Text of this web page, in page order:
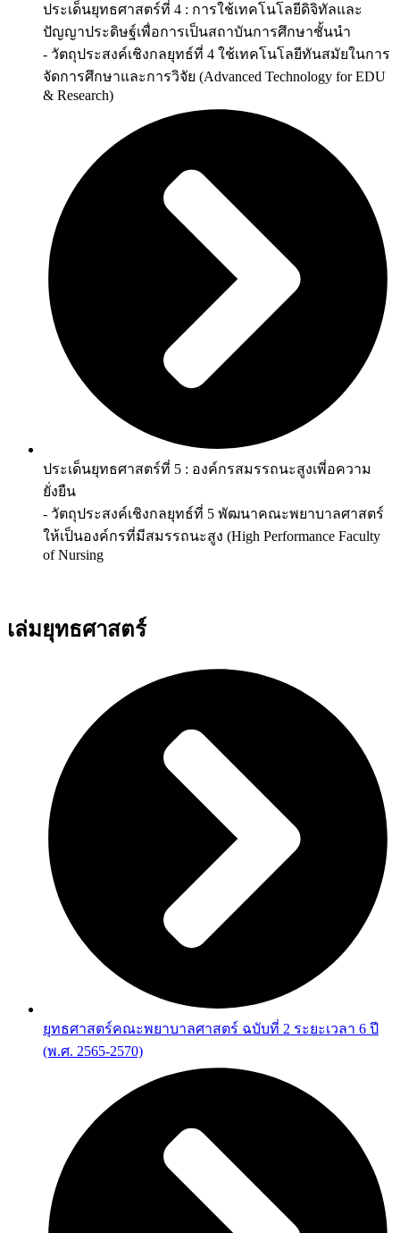
ประเด็นยุทธศาสตร์ที่ 4 : การใช้เทคโนโลยีดิจิทัลและ
ปัญญาประดิษฐ์เพื่อการเป็นสถาบันการศึกษาชั้นนำ
- วัตถุประสงค์เชิงกลยุทธ์ที่ 4 ใช้เทคโนโลยีทันสมัยในการ
จัดการศึกษาและการวิจัย (Advanced Technology for EDU
& Research)
ประเด็นยุทธศาสตร์ที่ 5 : องค์กรสมรรถนะสูงเพี่อความ
ยั่งยืน
- วัตถุประสงค์เชิงกลยุทธ์ที่ 5 พัฒนาคณะพยาบาลศาสตร์
ให้เป็นองค์กรที่มีสมรรถนะสูง (High Performance Faculty
of Nursing
เล่มยุทธศาสตร์
ยุทธศาสตร์คณะพยาบาลศาสตร์ ฉบับที่ 2 ระยะเวลา 6 ปี
(พ.ศ. 2565-2570)